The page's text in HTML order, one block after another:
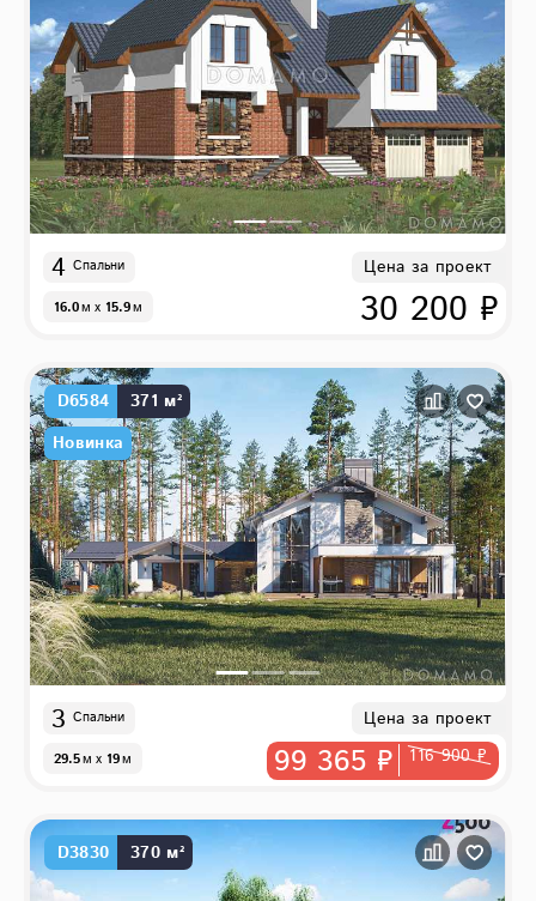
4 Спальни
16.0м x 15.9м
Цена за проект
30 200 ₽
D6584
371 м²
Новинка
3 Спальни
29.5м x 19м
Цена за проект
99 365 ₽ 116 900 ₽
D3830 370 м²